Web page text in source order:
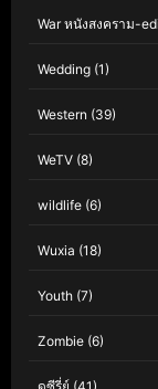
War หนังสงคราม-
Wedding (1)
Western (39)
WeTV (8)
wildlife (6)
Wuxia (18)
Youth (7)
Zombie (6)